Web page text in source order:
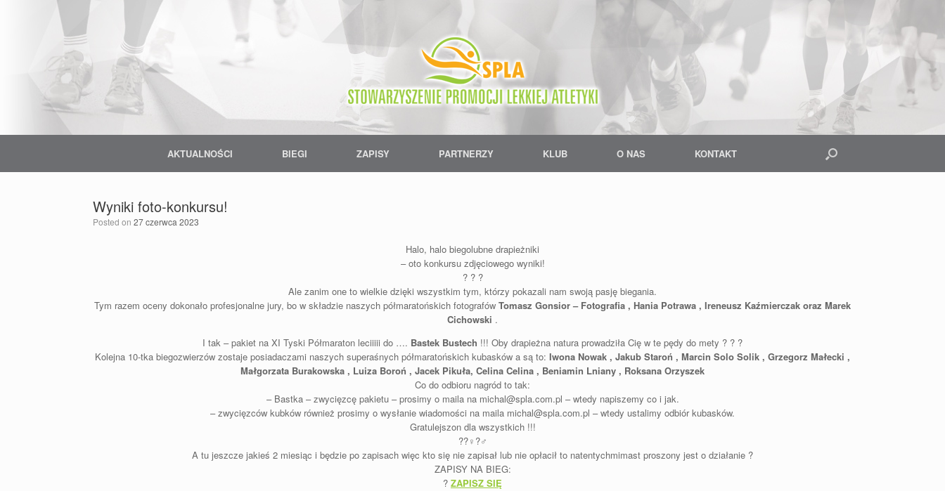
AKTUALNOŚCI BIEGI ZAPISY PARTNERZY KLUB O NAS KONTAKT
Wyniki foto-konkursu!
Posted on 27 czerwca 2023
Halo, halo biegolubne drapieżniki
– oto konkursu zdjęciowego wyniki!
? ? ?
Ale zanim one to wielkie dzięki wszystkim tym, którzy pokazali nam swoją pasję biegania.
Tym razem oceny dokonało profesjonalne jury, bo w składzie naszych półmaratońskich fotografów Tomasz Gonsior – Fotografia , Hania Potrawa , Ireneusz Kaźmierczak oraz Marek
Cichowski .
I tak – pakiet na XI Tyski Półmaraton leciiiii do …. Bastek Bustech !!! Oby drapieżna natura prowadziła Cię w te pędy do mety ? ? ?
Kolejna 10-tka biegozwierzów zostaje posiadaczami naszych superaśnych półmaratońskich kubasków a są to: Iwona Nowak , Jakub Staroń , Marcin Solo Solik , Grzegorz Małecki ,
Małgorzata Burakowska , Luiza Boroń , Jacek Pikuła, Celina Celina , Beniamin Lniany , Roksana Orzyszek
Co do odbioru nagród to tak:
– Bastka – zwycięzcę pakietu – prosimy o maila na michal@spla.com.pl – wtedy napiszemy co i jak.
– zwycięzców kubków również prosimy o wysłanie wiadomości na maila michal@spla.com.pl – wtedy ustalimy odbiór kubasków.
Gratulejszon dla wszystkich !!!
??‍♀️?‍♂️
A tu jeszcze jakieś 2 miesiąc i będzie po zapisach więc kto się nie zapisał lub nie opłacił to natentychmimast proszony jest o działanie ?
ZAPISY NA BIEG:
? ZAPISZ SIĘ